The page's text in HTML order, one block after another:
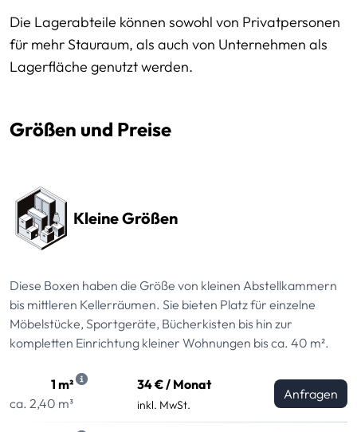
Die Lagerabteile können sowohl von Privatpersonen
für mehr Stauraum, als auch von Unternehmen als
Lagerfläche genutzt werden.
Größen und Preise
Kleine Größen
Diese Boxen haben die Größe von kleinen Abstellkammern
bis mittleren Kellerräumen. Sie bieten Platz für einzelne
Möbelstücke, Sportgeräte, Bücherkisten bis hin zur
kompletten Einrichtung kleiner Wohnungen bis ca. 40 m².
1 m²
ca. 2,40 m³
34 € / Monat
inkl. MwSt.
Anfragen